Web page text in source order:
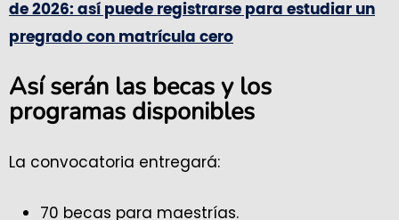
de 2026: así puede registrarse para estudiar un
pregrado con matrícula cero
Así serán las becas y los
programas disponibles
La convocatoria entregará:
70 becas para maestrías.